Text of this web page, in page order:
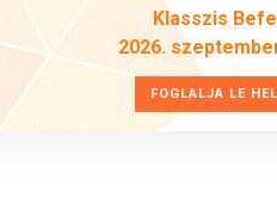
Klasszis
2026.
FOGLALJA LE